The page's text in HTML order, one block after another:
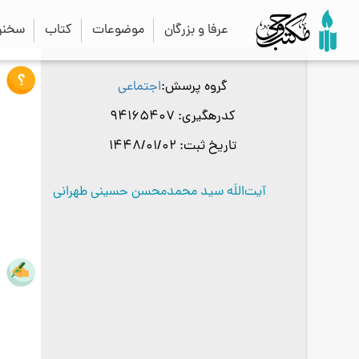
عرفا و بزرگان موضوعات کتاب
گروه پرسش اجتماعی
کدرهگیری
تاریخ ثبت
آیت‌اللَه سید محمدمحسن حسینی طهرانی